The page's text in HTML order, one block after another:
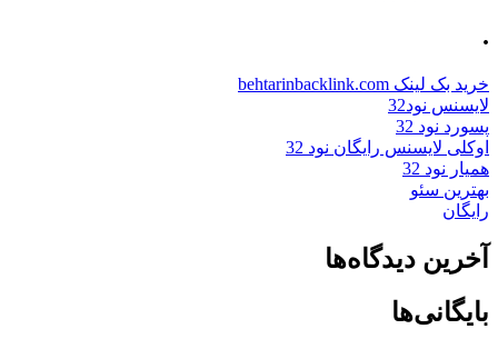
.
خرید بک لینک behtarinbacklink.com
لایسنس نود32
پسورد نود 32
اوکلی لایسنس رایگان نود 32
همیار نود 32
بهترین سئو
رایگان
آخرین دیدگاه‌ها
بایگانی‌ها